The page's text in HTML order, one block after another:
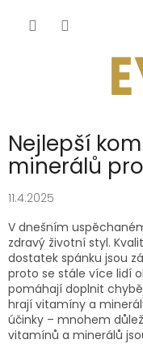
Nejlepší
minerálů
11.4.2025
V dnešním
zdravý životní styl.
dostatek spánku jsou
proto se stále více lidí
pomáhají doplnit
hrají vitamíny a
účinky – mnohem
vitamínů a minerálů